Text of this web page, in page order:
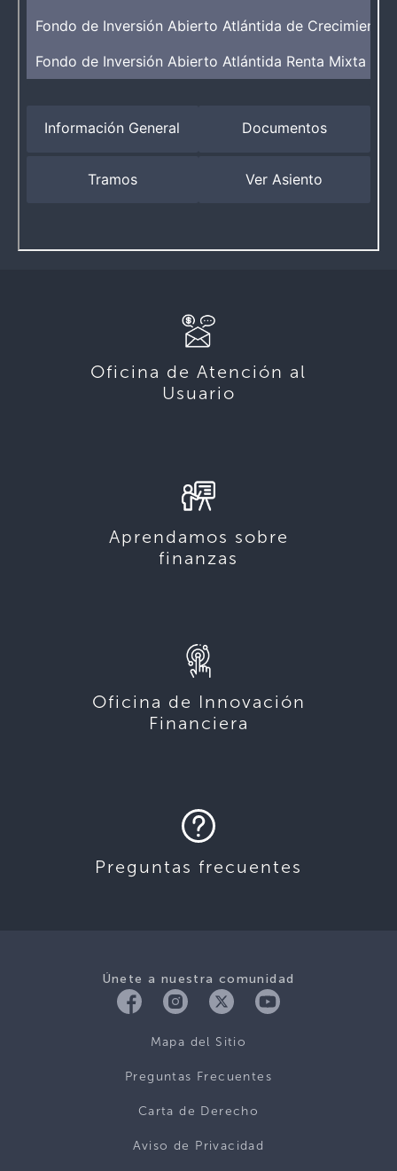
Oficina de Atención al
Usuario
Aprendamos sobre
finanzas
Oficina de Innovación
Financiera
Preguntas frecuentes
Únete a nuestra comunidad
Mapa del Sitio
Preguntas Frecuentes
Carta de Derecho
Aviso de Privacidad